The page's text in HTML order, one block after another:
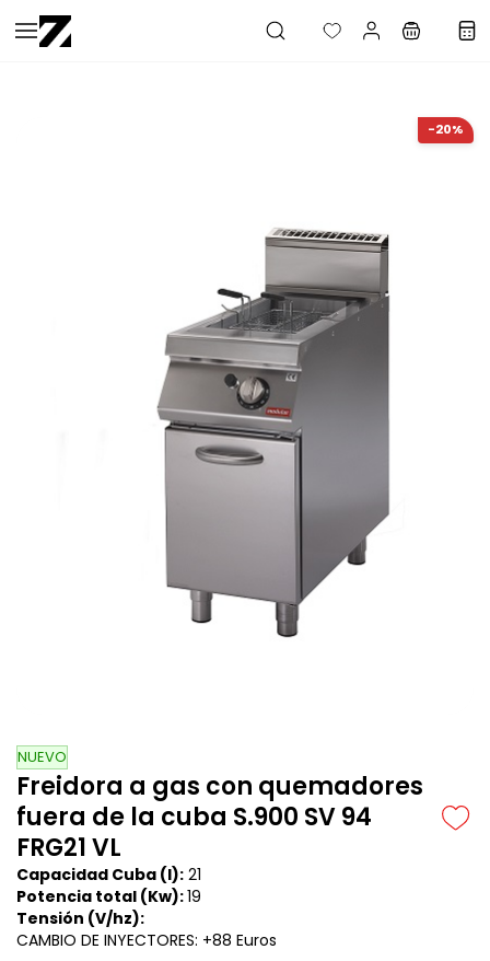
Saltar al
contenido
-20%
NUEVO
Freidora a gas con quemadores
fuera de la cuba S.900 SV 94
FRG21 VL
Capacidad Cuba (l): 21
Potencia total (Kw):19
Tensión (V/hz):
CAMBIO DE INYECTORES: +88 Euros